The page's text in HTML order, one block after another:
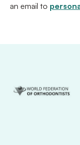
an email to